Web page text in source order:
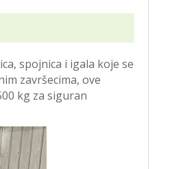
spojnica i igala koje se
završecima, ove
kg za siguran